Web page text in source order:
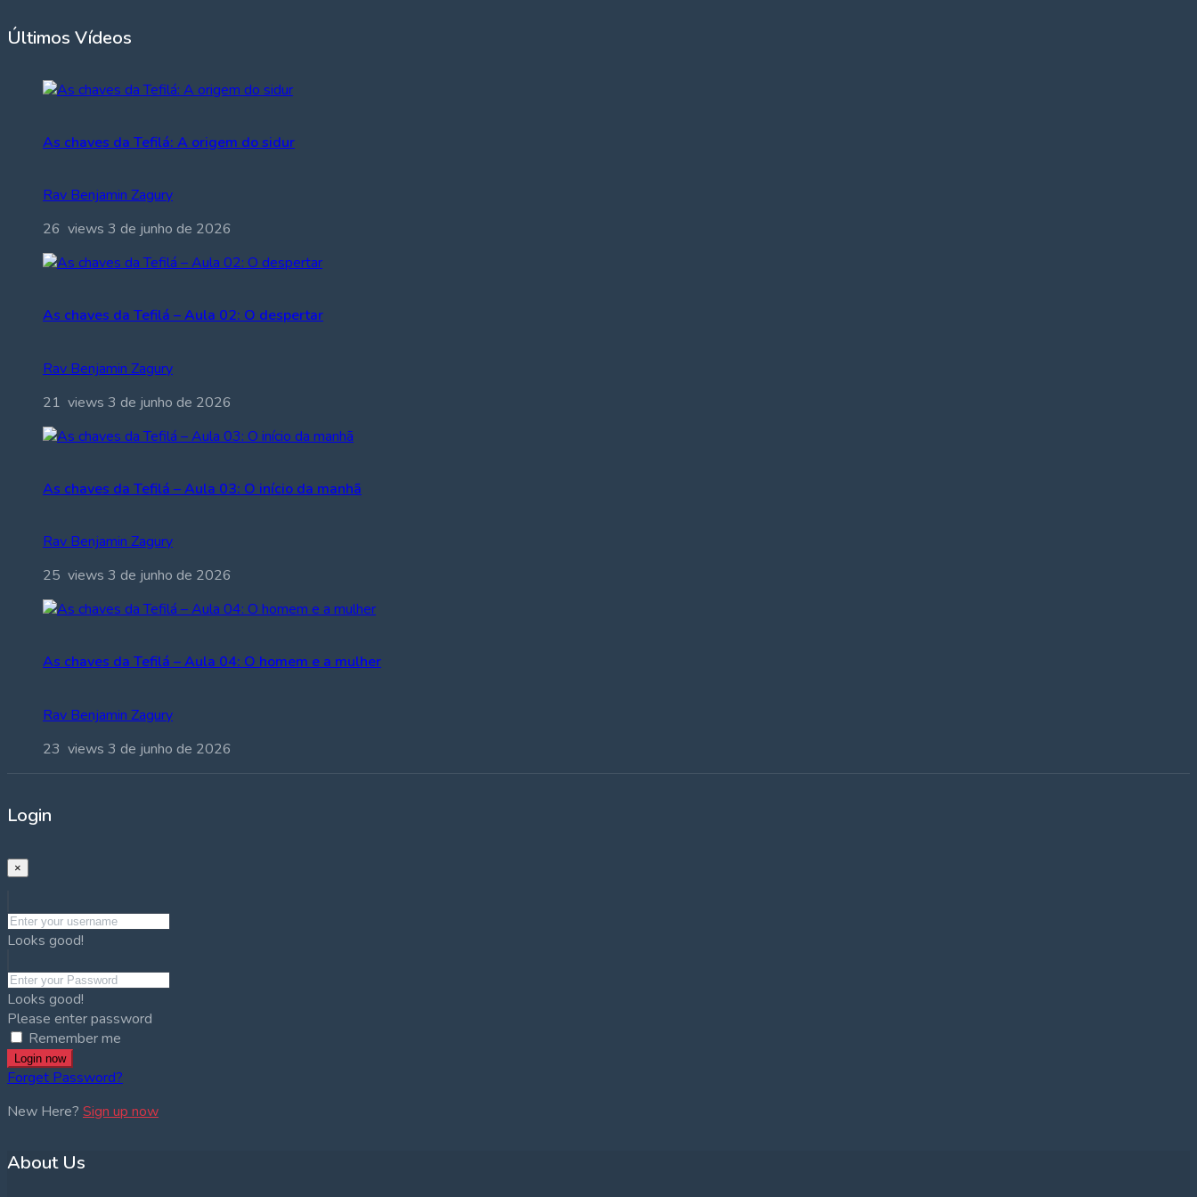
Últimos Vídeos
As chaves da Tefilá: A origem do sidur
Rav Benjamin Zagury
26 views 3 de junho de 2026
As chaves da Tefilá – Aula 02: O despertar
Rav Benjamin Zagury
21 views 3 de junho de 2026
As chaves da Tefilá – Aula 03: O início da manhã
Rav Benjamin Zagury
25 views 3 de junho de 2026
As chaves da Tefilá – Aula 04: O homem e a mulher
Rav Benjamin Zagury
23 views 3 de junho de 2026
Login
×
Looks good!
Looks good!
Please enter password
Remember me
Login now
Forget Password?
New Here? Sign up now
About Us